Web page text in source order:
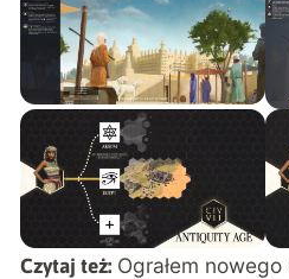
Czytaj też: Ograłem